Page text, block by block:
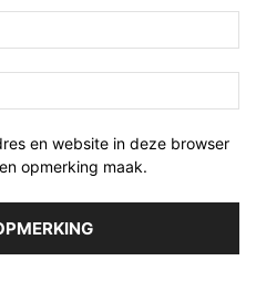
en website in deze browser
opmerking maak.